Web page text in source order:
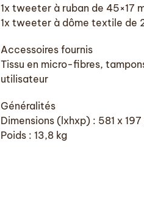
1x tweeter à ruban de 45×17
1x tweeter à dôme textile de
Accessoires fournis
Tissu en micro-fibres,
utilisateur
Généralités
Dimensions (lxhxp) : 581 x
Poids : 13,8 kg